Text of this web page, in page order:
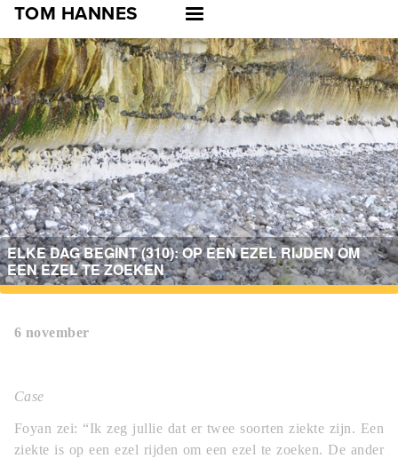
Skip
main
navigation
TOM HANNES
ELKE DAG BEGINT (310): OP EEN EZEL RIJDEN OM
EEN EZEL TE ZOEKEN
6 november
Case
Foyan zei: “Ik zeg jullie dat er twee soorten ziekte zijn. Een
ziekte is op een ezel rijden om een ezel te zoeken. De ander